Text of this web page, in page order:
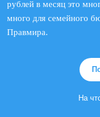
рублей в месяц это
много для семейного
Правмира.
На